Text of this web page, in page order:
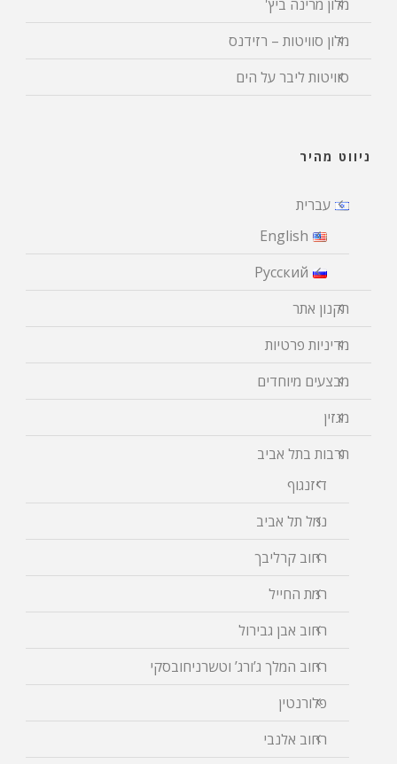
מלון מרינה ביץ'
מלון סוויטות – רזידנס
סוויטות ליבר על הים
ניווט מהיר
עברית
English
Русский
תקנון אתר
מדיניות פרטיות
מבצעים מיוחדים
מגזין
תרבות בתל אביב
דיזנגוף
נמל תל אביב
רחוב קרליבך
רמת החייל
רחוב אבן גבירול
רחוב המלך ג’ורג’ וטשרניחובסקי
פלורנטין
רחוב אלנבי